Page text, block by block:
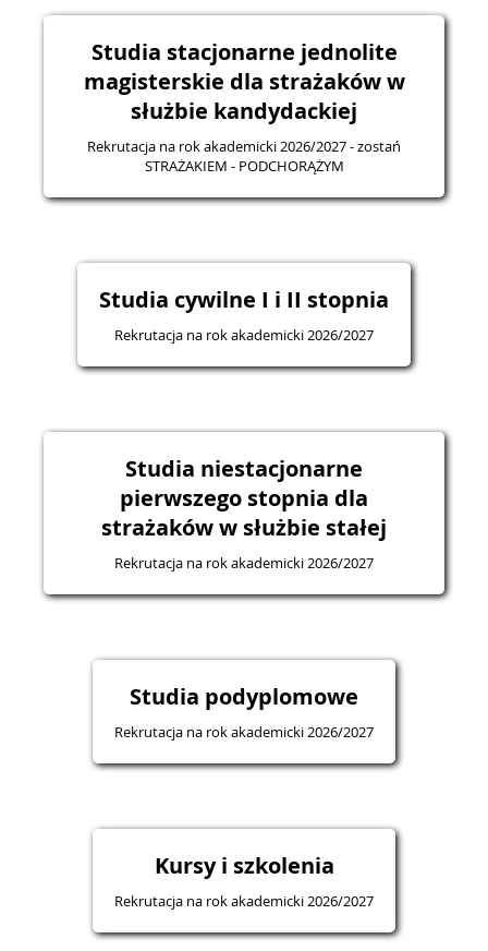
Studia stacjonarne jednolite
magisterskie dla strażaków w
służbie kandydackiej
Rekrutacja na rok akademicki 2026/2027 - zostań
STRAŻAKIEM - PODCHORĄŻYM
Studia cywilne I i II stopnia
Rekrutacja na rok akademicki 2026/2027
Studia niestacjonarne
pierwszego stopnia dla
strażaków w służbie stałej
Rekrutacja na rok akademicki 2026/2027
Studia podyplomowe
Rekrutacja na rok akademicki 2026/2027
Kursy i szkolenia
Rekrutacja na rok akademicki 2026/2027